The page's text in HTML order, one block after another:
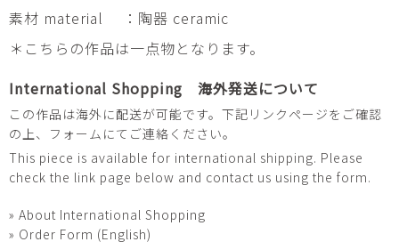
素材 material
：陶器 ceramic
＊こちらの作品は一点物となります。
International Shopping 海外発送について
この作品は海外に配送が可能です。下記リンクページをご確認
の上、フォームにてご連絡ください。
This piece is available for international shipping. Please
check the link page below and contact us using the form.
» About International Shopping
» Order Form (English)